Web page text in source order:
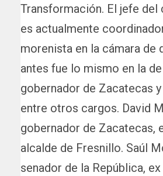
Transformación. El jefe del
es actualmente
morenista en la cámara de
antes fue lo mismo en la
gobernador de Zacatecas
entre otros cargos. David
gobernador de Zacatecas,
alcalde de Fresnillo. Saúl
senador de la República,